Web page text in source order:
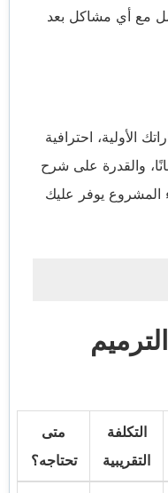
مع أي مشاكل بعد
الأولية، احترافية
والقدرة على شرح
المشروع يوفر عليك
التكلفة
التقريبية
متى
تحتاجه؟